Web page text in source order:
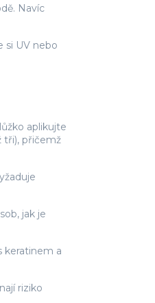
Navíc
si UV nebo
aplikujte
tři), přičemž
jak je
keratinem a
riziko